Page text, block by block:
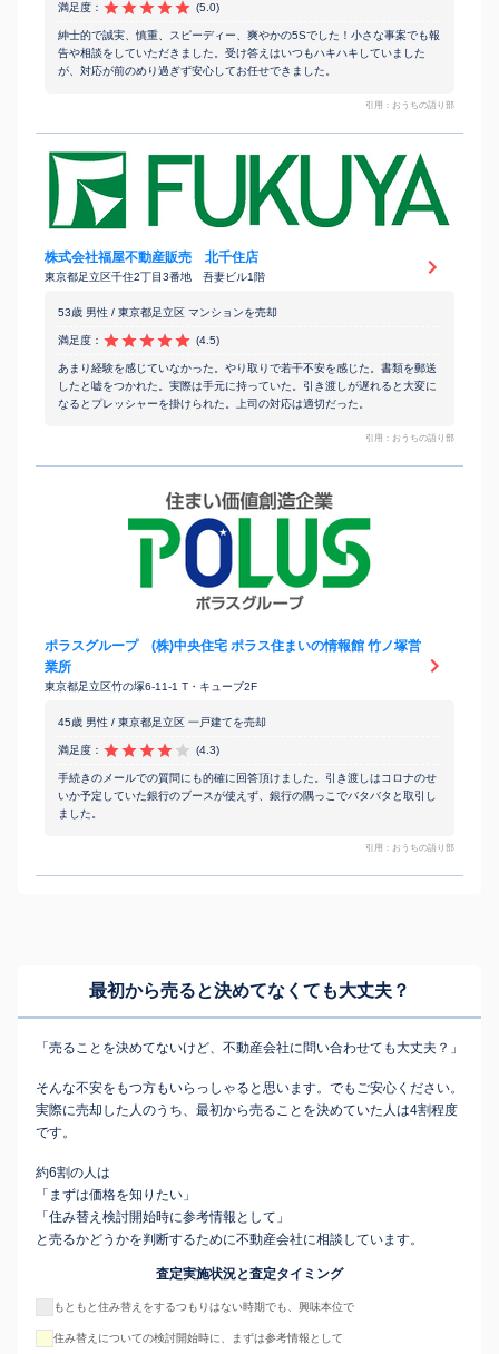
満足度： (5.0)
紳士的で誠実、慎重、スピーディー、爽やかの5Sでした！小さな事案でも報
告や相談をしていただきました。受け答えはいつもハキハキしていました
が、対応が前のめり過ぎず安心してお任せできました。
引用：おうちの語り部
株式会社福屋不動産販売 北千住店
東京都足立区千住2丁目3番地 吾妻ビル1階
53歳 男性 / 東京都足立区 マンションを売却
満足度： (4.5)
あまり経験を感じていなかった。やり取りで若干不安を感じた。書類を郵送
したと嘘をつかれた。実際は手元に持っていた。引き渡しが遅れると大変に
なるとプレッシャーを掛けられた。上司の対応は適切だった。
引用：おうちの語り部
ポラスグループ (株)中央住宅 ポラス住まいの情報館 竹ノ塚営
業所
東京都足立区竹の塚6-11-1 T・キューブ2F
45歳 男性 / 東京都足立区 一戸建てを売却
満足度： (4.3)
手続きのメールでの質問にも的確に回答頂けました。引き渡しはコロナのせ
いか予定していた銀行のブースが使えず、銀行の隅っこでバタバタと取引し
ました。
引用：おうちの語り部
最初から売ると決めてなくても大丈夫？
「売ることを決めてないけど、不動産会社に問い合わせても大丈夫？」
そんな不安をもつ方もいらっしゃると思います。でもご安心ください。
実際に売却した人のうち、最初から売ることを決めていた人は4割程度
です。
約6割の人は
「まずは価格を知りたい」
「住み替え検討開始時に参考情報として」
と売るかどうかを判断するために不動産会社に相談しています。
査定実施状況と査定タイミング
もともと住み替えをするつもりはない時期でも、興味本位で
住み替えについての検討開始時に、まずは参考情報として